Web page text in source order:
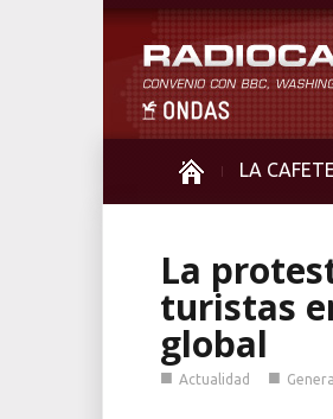
LA
La
turistas
global
■ Actualidad ■ General